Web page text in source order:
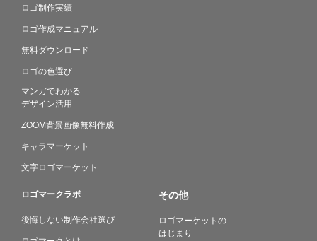
ロゴ制作実績
ロゴ作成マニュアル
無料ダウンロード
ロゴの色選び
マンガでわかる
デザイン活用
ZOOM背景画像無料作成
キャラマーケット
文字ロゴマーケット
ロゴマークラボ
後悔しない制作会社選び
その他
ロゴマーケットの
はじまり